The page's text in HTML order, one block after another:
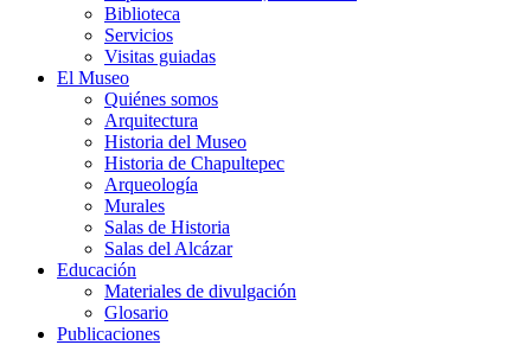
Biblioteca
Servicios
Visitas guiadas
El Museo
Quiénes somos
Arquitectura
Historia del Museo
Historia de Chapultepec
Arqueología
Murales
Salas de Historia
Salas del Alcázar
Educación
Materiales de divulgación
Glosario
Publicaciones